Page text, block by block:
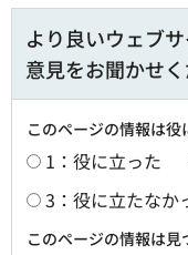
より良いウェブ
意見をお聞かせ
このページの情報は役
1：役に立った
3：役に立たなか
このページの情報は